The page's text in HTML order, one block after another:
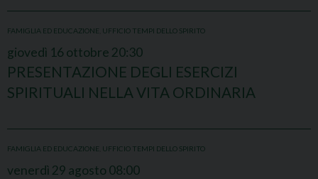
FAMIGLIA ED EDUCAZIONE UFFICIO TEMPI DELLO SPIRITO
giovedì 16 ottobre 20:30
PRESENTAZIONE DEGLI ESERCIZI
SPIRITUALI NELLA VITA ORDINARIA
FAMIGLIA ED EDUCAZIONE UFFICIO TEMPI DELLO SPIRITO
venerdì 29 agosto 08:00